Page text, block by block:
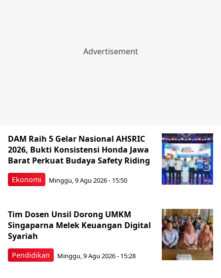
Ekonomi
DAM Raih 5 Gelar Nasional AHSRIC
2026, Bukti Konsistensi Honda Jawa
Barat Perkuat Budaya Safety Riding
Minggu, 9 Agu 2026 - 15:50
Pendidikan
Tim Dosen Unsil Dorong UMKM
Singaparna Melek Keuangan Digital
Syariah
Minggu, 9 Agu 2026 - 15:28